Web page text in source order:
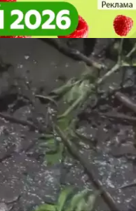
в
спасли кошку
в
спасли кошку